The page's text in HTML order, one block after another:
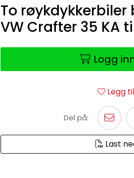
To røykdykkerbiler
VW Crafter 35 KA
Logg
Legg
Del på:
Last